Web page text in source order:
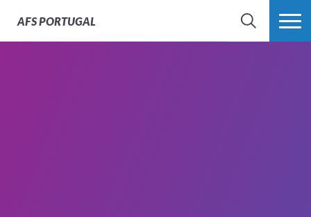
AFSPORTUGAL
SEARCH VER MAIS